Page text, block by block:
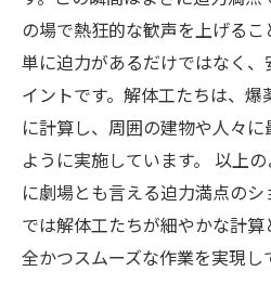
の場で熱狂的な歓声を上げるこ
単に迫力があるだけではなく
イントです。解体工たちは、
に計算し、周囲の建物や人々
ように実施しています。 以上
に劇場とも言える迫力満点の
では解体工たちが細やかな計
全かつスムーズな作業を実現し